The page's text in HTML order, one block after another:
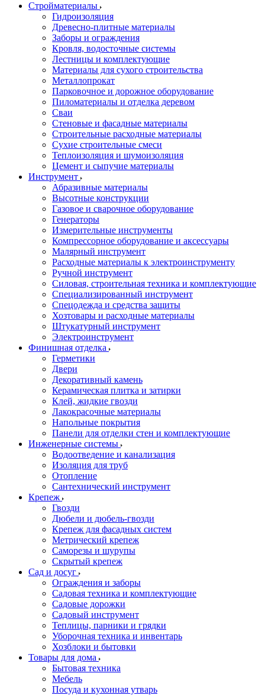
Стройматериалы
Гидроизоляция
Древесно-плитные материалы
Заборы и ограждения
Кровля, водосточные системы
Лестницы и комплектующие
Материалы для сухого строительства
Металлопрокат
Парковочное и дорожное оборудование
Пиломатериалы и отделка деревом
Сваи
Стеновые и фасадные материалы
Строительные расходные материалы
Сухие строительные смеси
Теплоизоляция и шумоизоляция
Цемент и сыпучие материалы
Инструмент
Абразивные материалы
Высотные конструкции
Газовое и сварочное оборудование
Генераторы
Измерительные инструменты
Компрессорное оборудование и аксессуары
Малярный инструмент
Расходные материалы к электроинструменту
Ручной инструмент
Силовая, строительная техника и комплектующие
Специализированный инструмент
Спецодежда и средства защиты
Хозтовары и расходные материалы
Штукатурный инструмент
Электроинструмент
Финишная отделка
Герметики
Двери
Декоративный камень
Керамическая плитка и затирки
Клей, жидкие гвозди
Лакокрасочные материалы
Напольные покрытия
Панели для отделки стен и комплектующие
Инженерные системы
Водоотведение и канализация
Изоляция для труб
Отопление
Сантехнический инструмент
Крепеж
Гвозди
Дюбели и дюбель-гвозди
Крепеж для фасадных систем
Метрический крепеж
Саморезы и шурупы
Скрытый крепеж
Сад и досуг
Ограждения и заборы
Садовая техника и комплектующие
Садовые дорожки
Садовый инструмент
Теплицы, парники и грядки
Уборочная техника и инвентарь
Хозблоки и бытовки
Товары для дома
Бытовая техника
Мебель
Посуда и кухонная утварь